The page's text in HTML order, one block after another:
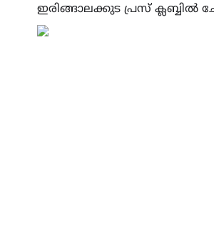
ഇരിങ്ങാലക്കുട പ്രസ് ക്ലബ്ബിൽ